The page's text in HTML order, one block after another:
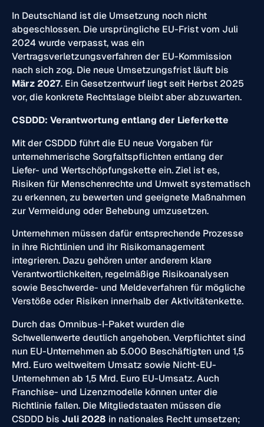
In Deutschland ist die Umsetzung noch nicht
abgeschlossen. Die ursprüngliche EU-Frist vom Juli
2024 wurde verpasst, was ein
Vertragsverletzungsverfahren der EU-Kommission
nach sich zog. Die neue Umsetzungsfrist läuft bis
März 2027. Ein Gesetzentwurf liegt seit Herbst 2025
vor, die konkrete Rechtslage bleibt aber abzuwarten.
CSDDD: Verantwortung entlang der Lieferkette
Mit der CSDDD führt die EU neue Vorgaben für
unternehmerische Sorgfaltspflichten entlang der
Liefer- und Wertschöpfungskette ein. Ziel ist es,
Risiken für Menschenrechte und Umwelt systematisch
zu erkennen, zu bewerten und geeignete Maßnahmen
zur Vermeidung oder Behebung umzusetzen.
Unternehmen müssen dafür entsprechende Prozesse
in ihre Richtlinien und ihr Risikomanagement
integrieren. Dazu gehören unter anderem klare
Verantwortlichkeiten, regelmäßige Risikoanalysen
sowie Beschwerde- und Meldeverfahren für mögliche
Verstöße oder Risiken innerhalb der Aktivitätenkette.
Durch das Omnibus-I-Paket wurden die
Schwellenwerte deutlich angehoben. Verpflichtet sind
nun EU-Unternehmen ab 5.000 Beschäftigten und 1,5
Mrd. Euro weltweitem Umsatz sowie Nicht-EU-
Unternehmen ab 1,5 Mrd. Euro EU-Umsatz. Auch
Franchise- und Lizenzmodelle können unter die
Richtlinie fallen. Die Mitgliedstaaten müssen die
CSDDD bis Juli 2028 in nationales Recht umsetzen;